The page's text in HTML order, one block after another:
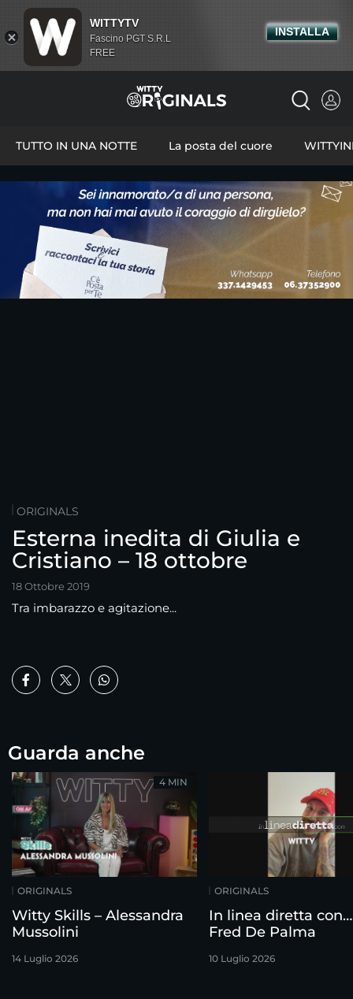
TUTTO IN UNA NOTTE La posta del cuore
ORIGINALS
Esterna inedita di Giulia e
Cristiano – 18 ottobre
18 Ottobre 2019
Tra imbarazzo e agitazione...
Guarda anche
ORIGINALS
Witty Skills – Alessandra
Mussolini
14 Luglio 2026
4 MIN
ORIGINALS
In linea diretta con…
Fred De Palma
10 Luglio 2026
WITTYTV
Fascino PGT S.R.L
FREE
INSTALLA